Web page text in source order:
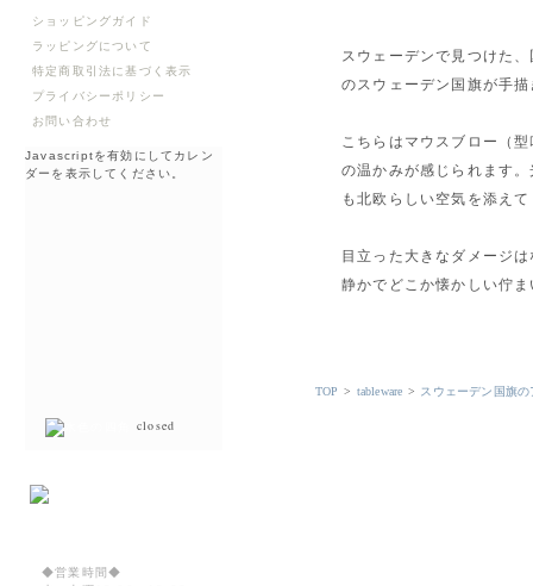
スウェーデンで見つけた
のスウェーデン国旗が手
こちらはマウスブロー（
の温かみが感じられます
も北欧らしい空気を添え
目立った大きなダメージ
静かでどこか懐かしい佇
TOP > tableware > スウェーデン国旗
ショッピングガイド
ラッピングについて
特定商取引法に基づく表示
プライバシーポリシー
お問い合わせ
Javascriptを有効にしてカレン
ダーを表示してください。
closed
◆営業時間◆